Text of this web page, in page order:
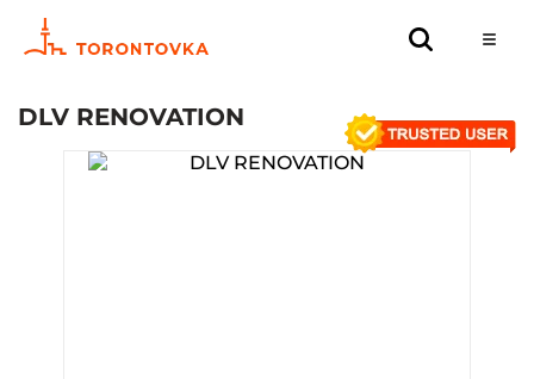
DLV RENOVATION